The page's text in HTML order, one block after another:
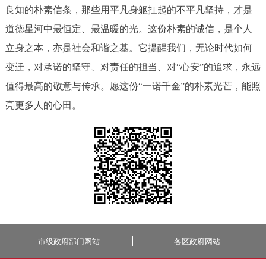
良知的朴素信条，那些用平凡身躯扛起的不平凡坚持，才是
道德星河中最恒定、最温暖的光。这份朴素的诚信，是个人
立身之本，亦是社会和谐之基。它提醒我们，无论时代如何
变迁，对承诺的坚守、对责任的担当、对“心安”的追求，永远
值得最高的敬意与传承。愿这份“一诺千金”的朴素光芒，能照
亮更多人的心田。
市级政府部门网站 各区政府网站